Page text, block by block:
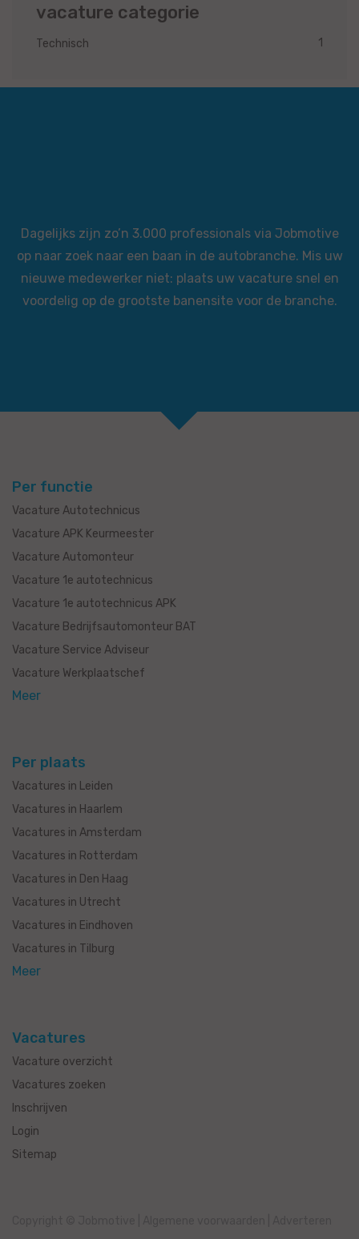
vacature categorie
Technisch 1
Dagelijks zijn zo’n 3.000 professionals via Jobmotive
op naar zoek naar een baan in de autobranche. Mis uw
nieuwe medewerker niet: plaats uw vacature snel en
voordelig op de grootste banensite voor de branche.
Per functie
Vacature Autotechnicus
Vacature APK Keurmeester
Vacature Automonteur
Vacature 1e autotechnicus
Vacature 1e autotechnicus APK
Vacature Bedrijfsautomonteur BAT
Vacature Service Adviseur
Vacature Werkplaatschef
Meer
Per plaats
Vacatures in Leiden
Vacatures in Haarlem
Vacatures in Amsterdam
Vacatures in Rotterdam
Vacatures in Den Haag
Vacatures in Utrecht
Vacatures in Eindhoven
Vacatures in Tilburg
Meer
Vacatures
Vacature overzicht
Vacatures zoeken
Inschrijven
Login
Sitemap